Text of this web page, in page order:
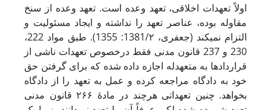
اولاً تعهدات اخلاقی، تعهد وعده است. تعهد وعده از سنخ
مقاوله بوده، عناصر تعهد را نداشته و ایجاد مسئولیت و
التزام نمی‏‏کند (جعفری، 1381/۲: 1355). طبق مواد 222،
230 و 237 قانون مدنی فقط درخصوص تعهدات ناشی از
قراردادها به متعهد‏له اجازه داده شده که برای گرفتن حق
خود به دادگاه مراجعه کرده و عمل به تعهد را از دادگاه
بخواهد. چنین تعهداتی هرچند در مادۀ ۲۶۶ قانون مدنی